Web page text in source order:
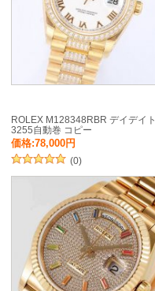
ROLEX M128348RBR デイデイト
3255自動巻 コピー
価格:78,000円
(0)